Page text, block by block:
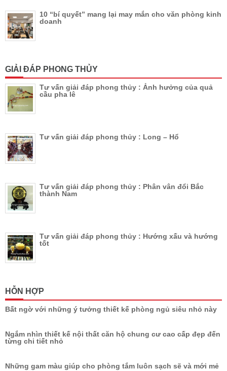
10 “bí quyết” mang lại may mắn cho văn phòng kinh
doanh
GIẢI ĐÁP PHONG THỦY
Tư vấn giải đáp phong thủy : Ảnh hưởng của quả
cầu pha lê
Tư vấn giải đáp phong thủy : Long – Hổ
Tư vấn giải đáp phong thủy : Phân vân đổi Bắc
thành Nam
Tư vấn giải đáp phong thủy : Hướng xấu và hướng
tốt
HỖN HỢP
Bất ngờ với những ý tưởng thiết kế phòng ngủ siêu nhỏ này
Ngắm nhìn thiết kế nội thất căn hộ chung cư cao cấp đẹp đến
từng chi tiết nhỏ
Những gam màu giúp cho phòng tắm luôn sạch sẽ và mới mẻ